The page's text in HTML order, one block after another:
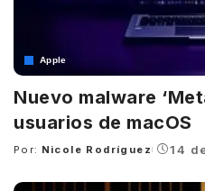
Apple
Nuevo malware
usuarios de macOS
Posted
Por: Nicole Rodríguez 14